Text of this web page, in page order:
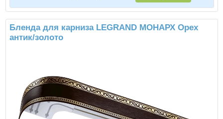
Бленда для карниза LEGRAND МОНАРХ Орех
антик/золото